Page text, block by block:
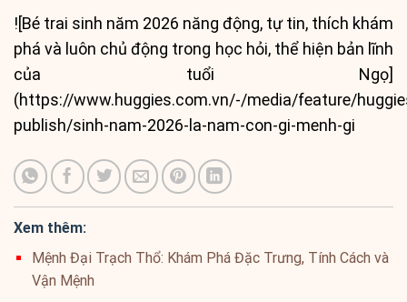
![Bé trai sinh năm 2026 năng động, tự tin, thích khám
phá và luôn chủ động trong học hỏi, thể hiện bản lĩnh
của tuổi Ngọ]
(https://www.huggies.com.vn/-/media/feature/
publish/sinh-nam-2026-la-nam-con-gi-menh-gi
Xem thêm:
Mệnh Đại Trạch Thổ: Khám Phá Đặc Trưng, Tính Cách và
Vận Mệnh